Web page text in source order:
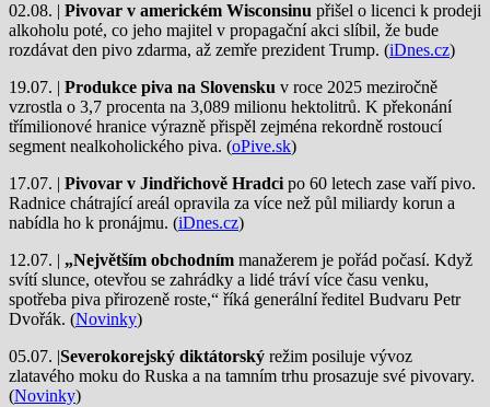
02.08. | Pivovar v americkém Wisconsinu přišel o licenci k prodeji
alkoholu poté, co jeho majitel v propagační akci slíbil, že bude
rozdávat den pivo zdarma, až zemře prezident Trump. (iDnes.cz)
19.07. | Produkce piva na Slovensku v roce 2025 meziročně
vzrostla o 3,7 procenta na 3,089 milionu hektolitrů. K překonání
třímilionové hranice výrazně přispěl zejména rekordně rostoucí
segment nealkoholického piva. (oPive.sk)
17.07. | Pivovar v Jindřichově Hradcipo 60 letech zase vaří pivo.
Radnice chátrající areál opravila za více než půl miliardy korun a
nabídla ho k pronájmu. (iDnes.cz)
12.07. | „Největším obchodním manažerem je pořád počasí. Když
svítí slunce, otevřou se zahrádky a lidé tráví více času venku,
spotřeba piva přirozeně roste,“ říká generální ředitel Budvaru Petr
Dvořák. (Novinky)
05.07. | Severokorejský diktátorský režim posiluje vývoz
zlatavého moku do Ruska a na tamním trhu prosazuje své pivovary.
(Novinky)